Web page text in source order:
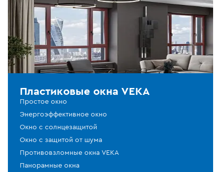
Пластиковые окна VEKA
Простое окно
Энергоэффективное окно
Окно с солнцезащитой
Окно с защитой от шума
Противовзломные окна VEKA
Панорамные окна